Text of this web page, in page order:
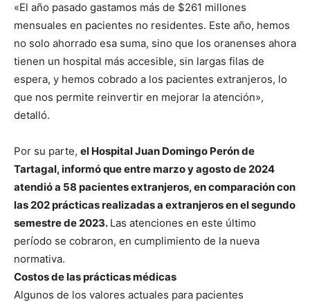
«El año pasado gastamos más de $261 millones
mensuales en pacientes no residentes. Este año, hemos
no solo ahorrado esa suma, sino que los oranenses ahora
tienen un hospital más accesible, sin largas filas de
espera, y hemos cobrado a los pacientes extranjeros, lo
que nos permite reinvertir en mejorar la atención»,
detalló.
Por su parte, el Hospital Juan Domingo Perón de
Tartagal, informó que entre marzo y agosto de 2024
atendió a 58 pacientes extranjeros, en comparación con
las 202 prácticas realizadas a extranjeros en el segundo
semestre de 2023. Las atenciones en este último
período se cobraron, en cumplimiento de la nueva
normativa.
Costos de las prácticas médicas
Algunos de los valores actuales para pacientes